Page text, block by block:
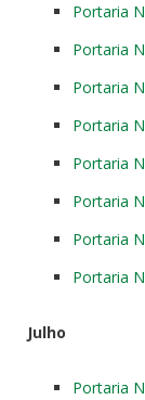
Portaria
Portaria
Portaria
Portaria
Portaria
Portaria
Portaria
Portaria
Julho
Portaria